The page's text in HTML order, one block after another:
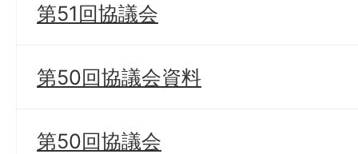
第51回協議会
第50回協議会資料
第50回協議会